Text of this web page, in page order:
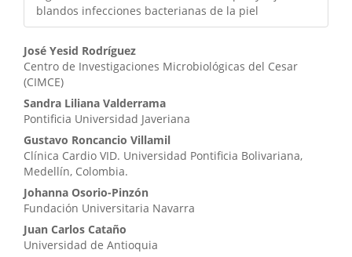
blandos infecciones bacterianas de la piel
Contenido
principal
del
artículo
José Yesid Rodríguez
Centro de Investigaciones Microbiológicas del Cesar
(CIMCE)
Sandra Liliana Valderrama
Pontificia Universidad Javeriana
Gustavo Roncancio Villamil
Clínica Cardio VID. Universidad Pontificia Bolivariana,
Medellín, Colombia.
Johanna Osorio-Pinzón
Fundación Universitaria Navarra
Juan Carlos Cataño
Universidad de Antioquia